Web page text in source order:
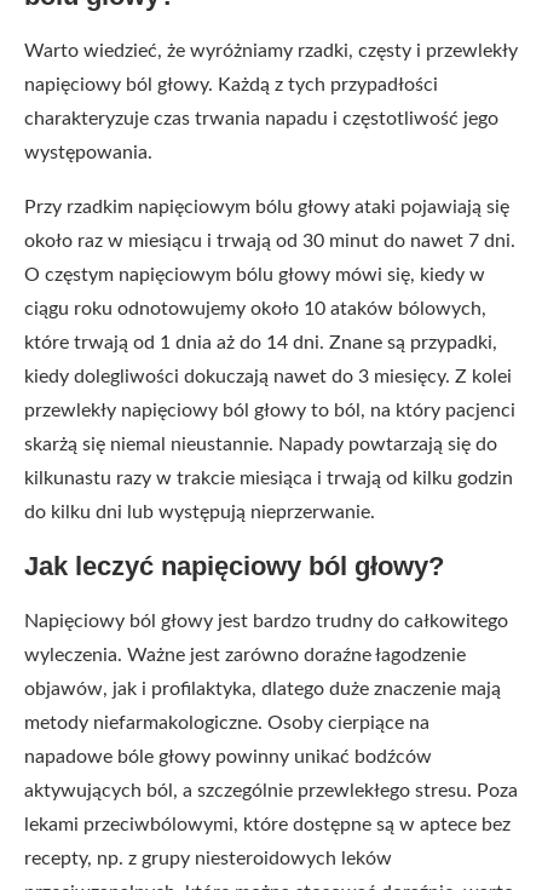
Warto wiedzieć, że wyróżniamy rzadki, częsty i przewlekły
napięciowy ból głowy. Każdą z tych przypadłości
charakteryzuje czas trwania napadu i częstotliwość jego
występowania.
Przy rzadkim napięciowym bólu głowy ataki pojawiają się
około raz w miesiącu i trwają od 30 minut do nawet 7 dni.
O częstym napięciowym bólu głowy mówi się, kiedy w
ciągu roku odnotowujemy około 10 ataków bólowych,
które trwają od 1 dnia aż do 14 dni. Znane są przypadki,
kiedy dolegliwości dokuczają nawet do 3 miesięcy. Z kolei
przewlekły napięciowy ból głowy to ból, na który pacjenci
skarżą się niemal nieustannie. Napady powtarzają się do
kilkunastu razy w trakcie miesiąca i trwają od kilku godzin
do kilku dni lub występują nieprzerwanie.
Jak leczyć napięciowy ból głowy?
Napięciowy ból głowy jest bardzo trudny do całkowitego
wyleczenia. Ważne jest zarówno doraźne łagodzenie
objawów, jak i profilaktyka, dlatego duże znaczenie mają
metody niefarmakologiczne. Osoby cierpiące na
napadowe bóle głowy powinny unikać bodźców
aktywujących ból, a szczególnie przewlekłego stresu. Poza
lekami przeciwbólowymi, które dostępne są w aptece bez
recepty, np. z grupy niesteroidowych leków